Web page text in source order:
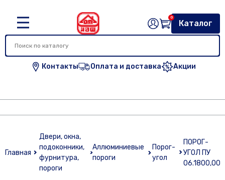
Контакты Оплата и доставка Акции
Каталог
0
Главная
Двери, окна,
подоконники,
фурнитура,
пороги
Аллюминиевые
пороги
Порог-
угол
ПОРОГ-
УГОЛ ПУ
06.1800,001